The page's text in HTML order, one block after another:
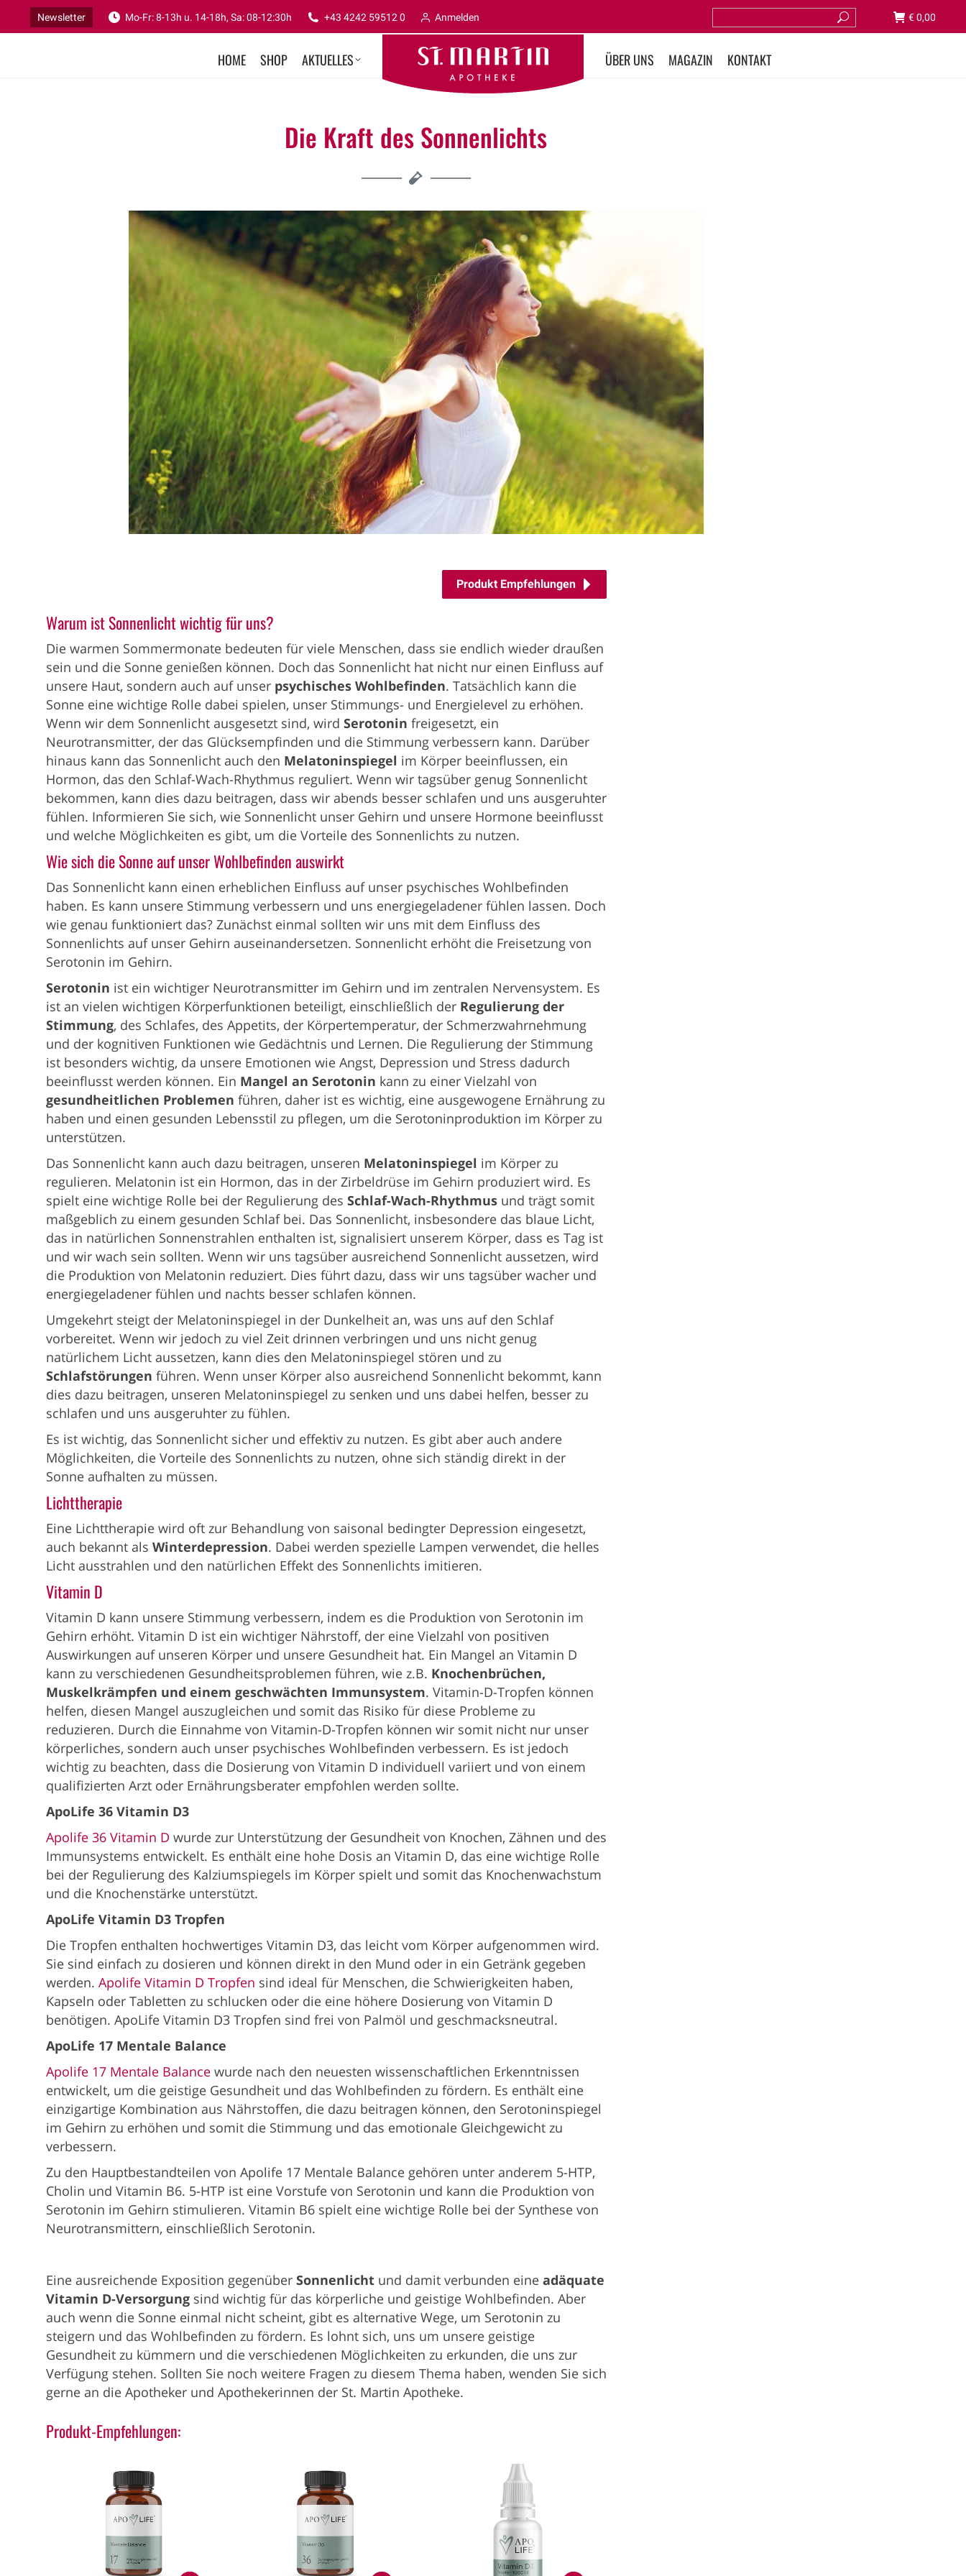
Newsletter Mo-Fr: 8-13h u. 14-18h, Sa: 08-12:30h +43 4242 59512 0 Anmelden €0,00
HOME SHOP AKTUELLES ÜBER UNS MAGAZIN KONTAKT
Die Kraft des Sonnenlichts
Produkt Empfehlungen
Warum ist Sonnenlicht wichtig für uns?
Die warmen Sommermonate bedeuten für viele Menschen, dass sie endlich wieder draußen
sein und die Sonne genießen können. Doch das Sonnenlicht hat nicht nur einen Einfluss auf
unsere Haut, sondern auch auf unser psychisches Wohlbefinden. Tatsächlich kann die
Sonne eine wichtige Rolle dabei spielen, unser Stimmungs- und Energielevel zu erhöhen.
Wenn wir dem Sonnenlicht ausgesetzt sind, wird Serotonin freigesetzt, ein
Neurotransmitter, der das Glücksempfinden und die Stimmung verbessern kann. Darüber
hinaus kann das Sonnenlicht auch den Melatoninspiegel im Körper beeinflussen, ein
Hormon, das den Schlaf-Wach-Rhythmus reguliert. Wenn wir tagsüber genug Sonnenlicht
bekommen, kann dies dazu beitragen, dass wir abends besser schlafen und uns ausgeruhter
fühlen. Informieren Sie sich, wie Sonnenlicht unser Gehirn und unsere Hormone beeinflusst
und welche Möglichkeiten es gibt, um die Vorteile des Sonnenlichts zu nutzen.
Wie sich die Sonne auf unser Wohlbefinden auswirkt
Das Sonnenlicht kann einen erheblichen Einfluss auf unser psychisches Wohlbefinden
haben. Es kann unsere Stimmung verbessern und uns energiegeladener fühlen lassen. Doch
wie genau funktioniert das? Zunächst einmal sollten wir uns mit dem Einfluss des
Sonnenlichts auf unser Gehirn auseinandersetzen. Sonnenlicht erhöht die Freisetzung von
Serotonin im Gehirn.
Serotonin ist ein wichtiger Neurotransmitter im Gehirn und im zentralen Nervensystem. Es
ist an vielen wichtigen Körperfunktionen beteiligt, einschließlich der Regulierung der
Stimmung, des Schlafes, des Appetits, der Körpertemperatur, der Schmerzwahrnehmung
und der kognitiven Funktionen wie Gedächtnis und Lernen. Die Regulierung der Stimmung
ist besonders wichtig, da unsere Emotionen wie Angst, Depression und Stress dadurch
beeinflusst werden können. Ein Mangel an Serotonin kann zu einer Vielzahl von
gesundheitlichen Problemen führen, daher ist es wichtig, eine ausgewogene Ernährung zu
haben und einen gesunden Lebensstil zu pflegen, um die Serotoninproduktion im Körper zu
unterstützen.
Das Sonnenlicht kann auch dazu beitragen, unseren Melatoninspiegel im Körper zu
regulieren. Melatonin ist ein Hormon, das in der Zirbeldrüse im Gehirn produziert wird. Es
spielt eine wichtige Rolle bei der Regulierung des Schlaf-Wach-Rhythmusund trägt somit
maßgeblich zu einem gesunden Schlaf bei. Das Sonnenlicht, insbesondere das blaue Licht,
das in natürlichen Sonnenstrahlen enthalten ist, signalisiert unserem Körper, dass es Tag ist
und wir wach sein sollten. Wenn wir uns tagsüber ausreichend Sonnenlicht aussetzen, wird
die Produktion von Melatonin reduziert. Dies führt dazu, dass wir uns tagsüber wacher und
energiegeladener fühlen und nachts besser schlafen können.
Umgekehrt steigt der Melatoninspiegel in der Dunkelheit an, was uns auf den Schlaf
vorbereitet. Wenn wir jedoch zu viel Zeit drinnen verbringen und uns nicht genug
natürlichem Licht aussetzen, kann dies den Melatoninspiegel stören und zu
Schlafstörungen führen. Wenn unser Körper also ausreichend Sonnenlicht bekommt, kann
dies dazu beitragen, unseren Melatoninspiegel zu senken und uns dabei helfen, besser zu
schlafen und uns ausgeruhter zu fühlen.
Es ist wichtig, das Sonnenlicht sicher und effektiv zu nutzen. Es gibt aber auch andere
Möglichkeiten, die Vorteile des Sonnenlichts zu nutzen, ohne sich ständig direkt in der
Sonne aufhalten zu müssen.
Lichttherapie
Eine Lichttherapie wird oft zur Behandlung von saisonal bedingter Depression eingesetzt,
auch bekannt als Winterdepression. Dabei werden spezielle Lampen verwendet, die helles
Licht ausstrahlen und den natürlichen Effekt des Sonnenlichts imitieren.
Vitamin D
Vitamin D kann unsere Stimmung verbessern, indem es die Produktion von Serotonin im
Gehirn erhöht. Vitamin D ist ein wichtiger Nährstoff, der eine Vielzahl von positiven
Auswirkungen auf unseren Körper und unsere Gesundheit hat. Ein Mangel an Vitamin D
kann zu verschiedenen Gesundheitsproblemen führen, wie z.B. Knochenbrüchen,
Muskelkrämpfen und einem geschwächten Immunsystem. Vitamin-D-Tropfen können
helfen, diesen Mangel auszugleichen und somit das Risiko für diese Probleme zu
reduzieren. Durch die Einnahme von Vitamin-D-Tropfen können wir somit nicht nur unser
körperliches, sondern auch unser psychisches Wohlbefinden verbessern. Es ist jedoch
wichtig zu beachten, dass die Dosierung von Vitamin D individuell variiert und von einem
qualifizierten Arzt oder Ernährungsberater empfohlen werden sollte.
ApoLife 36 Vitamin D3
Apolife 36 Vitamin D wurde zur Unterstützung der Gesundheit von Knochen, Zähnen und des
Immunsystems entwickelt. Es enthält eine hohe Dosis an Vitamin D, das eine wichtige Rolle
bei der Regulierung des Kalziumspiegels im Körper spielt und somit das Knochenwachstum
und die Knochenstärke unterstützt.
ApoLife Vitamin D3 Tropfen
Die Tropfen enthalten hochwertiges Vitamin D3, das leicht vom Körper aufgenommen wird.
Sie sind einfach zu dosieren und können direkt in den Mund oder in ein Getränk gegeben
werden. Apolife Vitamin D Tropfen sind ideal für Menschen, die Schwierigkeiten haben,
Kapseln oder Tabletten zu schlucken oder die eine höhere Dosierung von Vitamin D
benötigen. ApoLife Vitamin D3 Tropfen sind frei von Palmöl und geschmacksneutral.
ApoLife 17 Mentale Balance
Apolife 17 Mentale Balancewurde nach den neuesten wissenschaftlichen Erkenntnissen
entwickelt, um die geistige Gesundheit und das Wohlbefinden zu fördern. Es enthält eine
einzigartige Kombination aus Nährstoffen, die dazu beitragen können, den Serotoninspiegel
im Gehirn zu erhöhen und somit die Stimmung und das emotionale Gleichgewicht zu
verbessern.
Zu den Hauptbestandteilen von Apolife 17 Mentale Balance gehören unter anderem 5-HTP,
Cholin und Vitamin B6. 5-HTP ist eine Vorstufe von Serotonin und kann die Produktion von
Serotonin im Gehirn stimulieren. Vitamin B6 spielt eine wichtige Rolle bei der Synthese von
Neurotransmittern, einschließlich Serotonin.
Eine ausreichende Exposition gegenüber Sonnenlichtund damit verbunden eine adäquate
Vitamin D-Versorgungsind wichtig für das körperliche und geistige Wohlbefinden. Aber
auch wenn die Sonne einmal nicht scheint, gibt es alternative Wege, um Serotonin zu
steigern und das Wohlbefinden zu fördern. Es lohnt sich, uns um unsere geistige
Gesundheit zu kümmern und die verschiedenen Möglichkeiten zu erkunden, die uns zur
Verfügung stehen. Sollten Sie noch weitere Fragen zu diesem Thema haben, wenden Sie sich
gerne an die Apotheker und Apothekerinnen der St. Martin Apotheke.
Produkt-Empfehlungen: